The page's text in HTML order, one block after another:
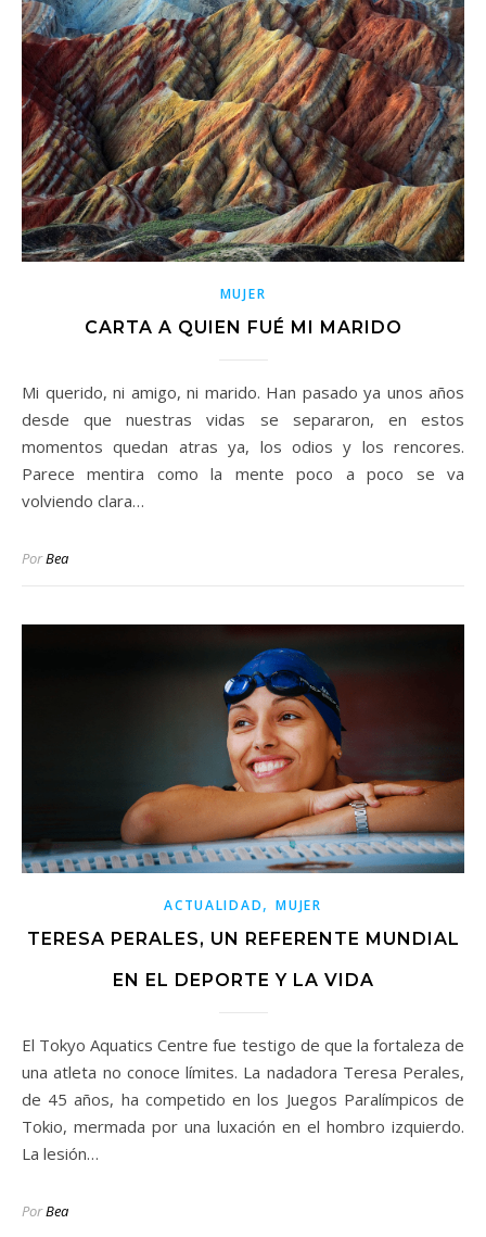
MUJER
CARTA A QUIEN FUÉ MI MARIDO
Mi querido, ni amigo, ni marido. Han pasado ya unos años
desde que nuestras vidas se separaron, en estos
momentos quedan atras ya, los odios y los rencores.
Parece mentira como la mente poco a poco se va
volviendo clara…
PorBea
ACTUALIDAD,MUJER
TERESA PERALES, UN REFERENTE MUNDIAL
EN EL DEPORTE Y LA VIDA
El Tokyo Aquatics Centre fue testigo de que la fortaleza de
una atleta no conoce límites. La nadadora Teresa Perales,
de 45 años, ha competido en los Juegos Paralímpicos de
Tokio, mermada por una luxación en el hombro izquierdo.
La lesión…
PorBea